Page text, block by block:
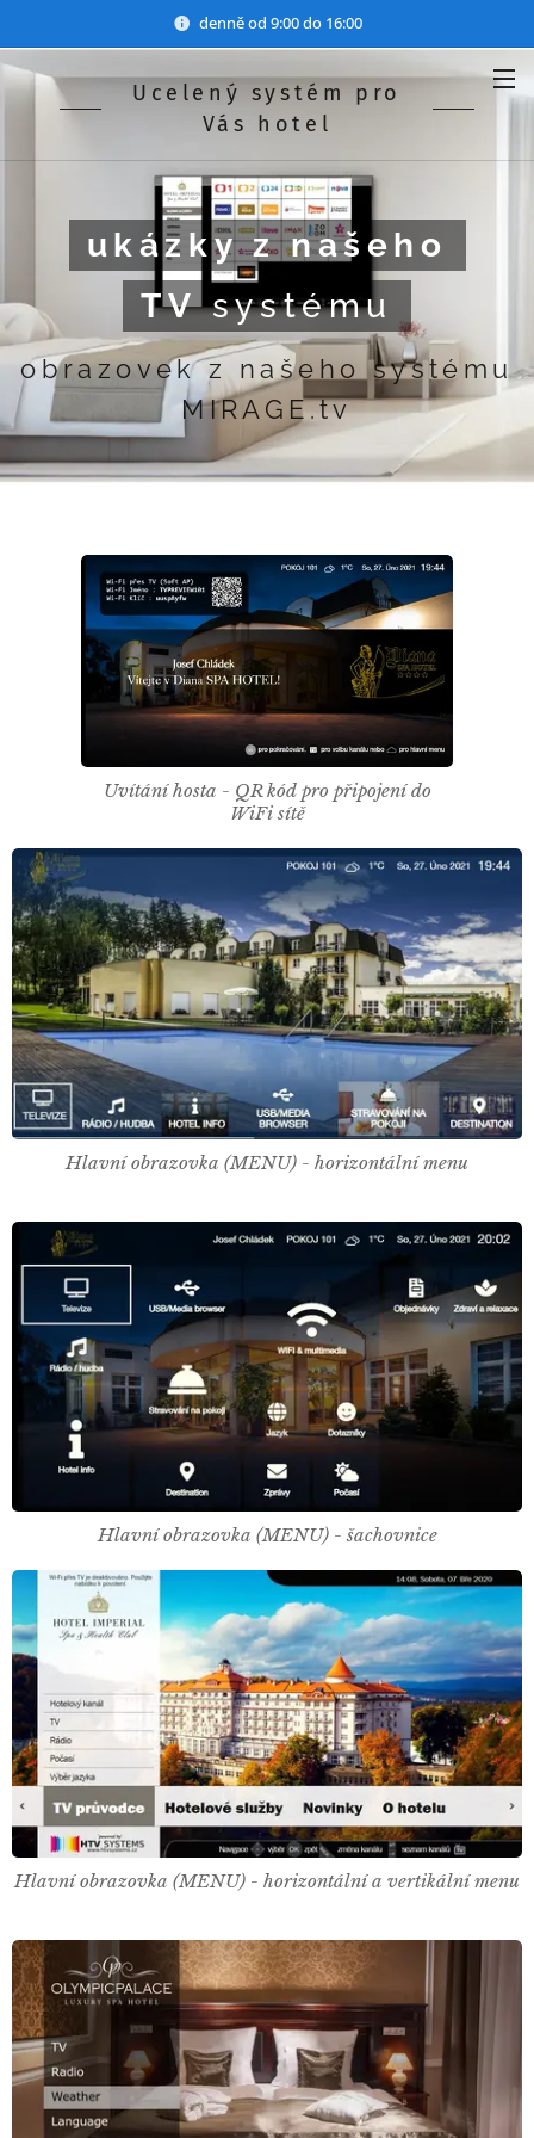
denně od 9:00 do 16:00
Ucelený systém pro
Vás hotel
ukázky z našeho
TVsystému
obrazovek z našeho systému
MIRAGE.tv
Uvítání hosta - QR kód pro připojení do
WiFi sítě
Hlavní obrazovka (MENU) - horizontální menu
Hlavní obrazovka (MENU) - šachovnice
Hlavní obrazovka (MENU) - horizontální a vertikální menu